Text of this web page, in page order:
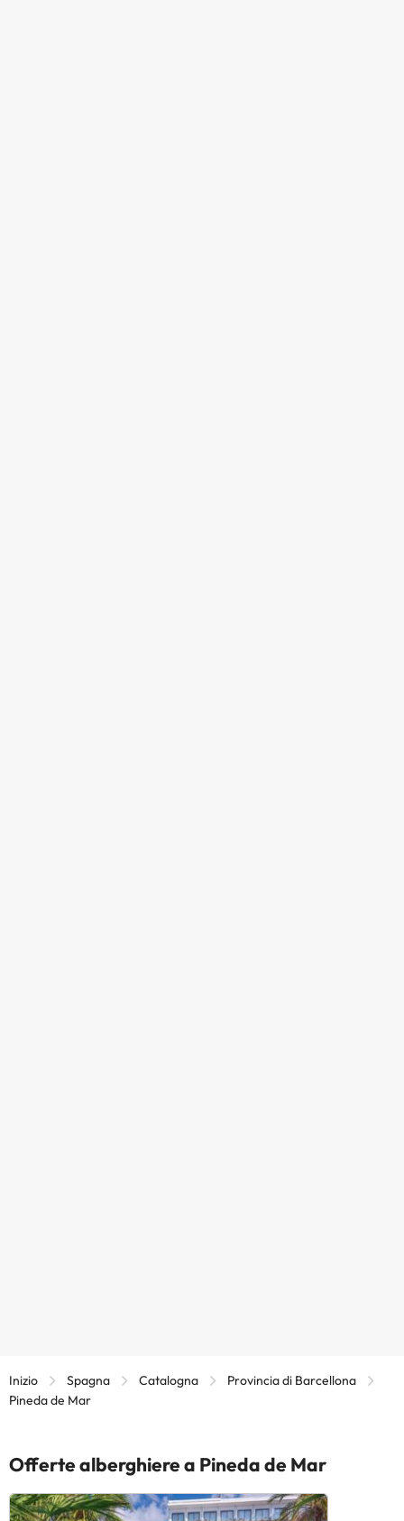
Inizio Spagna Catalogna
Provincia di Barcellona
Pineda de Mar
Offerte alberghiere a Pineda de Mar